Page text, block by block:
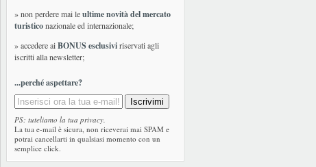
» non perdere mai leultime novità del mercato
turisticonazionale ed internazionale;
» accedere aiBONUS esclusiviriservati agli
iscritti alla newsletter;
...perché aspettare?
PS: tuteliamo la tua privacy.
La tua e-mail è sicura, non riceverai mai SPAM e
potrai cancellarti in qualsiasi momento con un
semplice click.